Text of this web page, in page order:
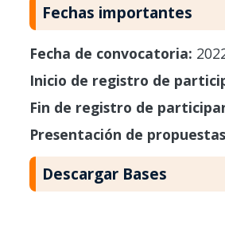
Fechas importantes
Fecha de convocatoria:
Inicio de registro de
Fin de registro de
Presentación de
Descargar Bases